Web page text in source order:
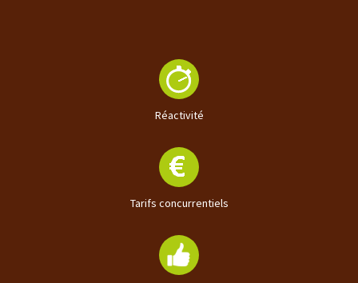
Réactivité
Tarifs concurrentiels